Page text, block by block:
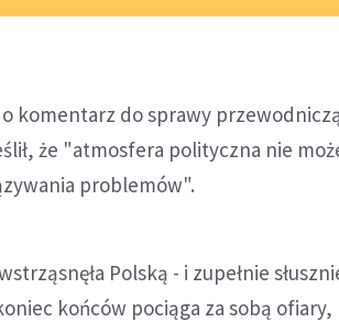
komentarz do sprawy
że "atmosfera polityczna nie
problemów".
Polską - i zupełnie
końców pociąga za sobą ofiary,